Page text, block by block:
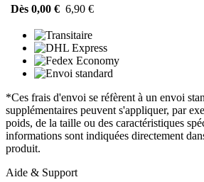
Dès 0,00 € 6,90 €
*Ces frais d'envoi se réfèrent à un envoi
supplémentaires peuvent s'appliquer, par
poids, de la taille ou des caractéristiques
informations sont indiquées directement
produit.
Aide & Support